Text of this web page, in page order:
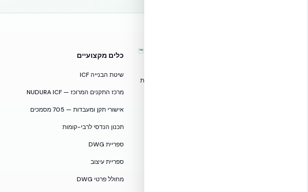
™
טכנולוגיות בנייה מתקדמות, ספריות תכנון, הדרכה מקצועית
כלים מקצועיים
שיטת הבנייה ICF
מרכז התקנים המרוכז — NUDURA ICF
אישורי תקן ומעבדות — 705 מסמכים
תכנון הנדסי לרבי-קומות
ספריית DWG
ספריית עיצוב
מחולל פרטי DWG